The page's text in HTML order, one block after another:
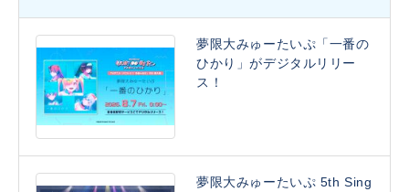
夢限大みゅーたいぷ「一番の
ひかり」がデジタルリリー
ス！
夢限大みゅーたいぷ 5th Sing